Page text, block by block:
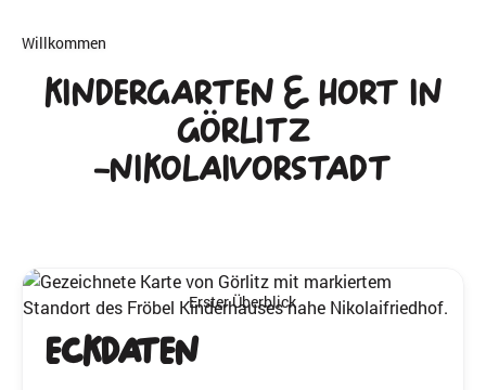
Willkommen
Kindergarten & Hort in
Görlitz
-Nikolaivorstadt
Erster Überblick
Eckdaten